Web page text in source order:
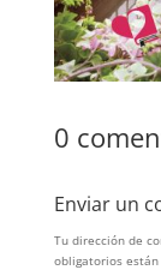
0
Enviar un
Tu dirección de
obligatorios